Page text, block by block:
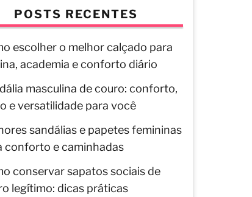
POSTS RECENTES
escolher o melhor calçado para
academia e conforto diário
masculina de couro: conforto,
e versatilidade para você
sandálias e papetes femininas
conforto e caminhadas
conservar sapatos sociais de
legítimo: dicas práticas